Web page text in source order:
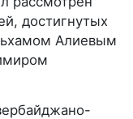
достигнутых
Алиевым